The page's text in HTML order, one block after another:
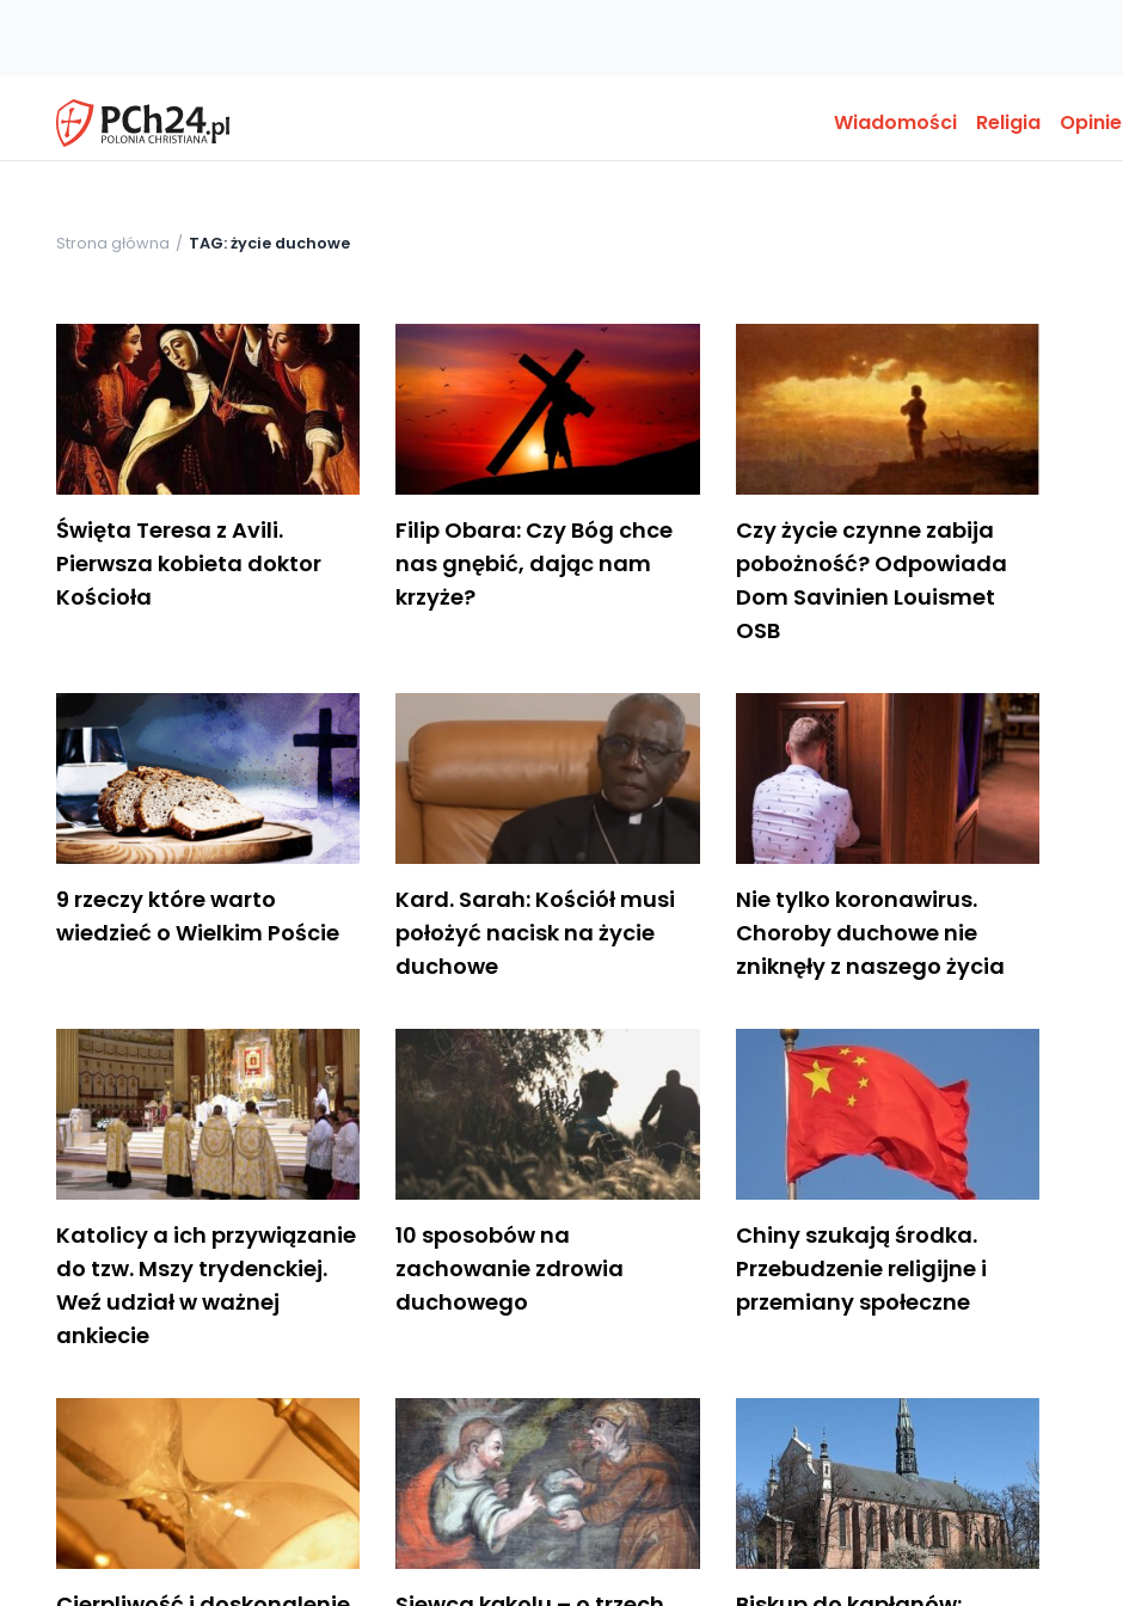
Wiadomości Religia Opinie
Strona główna TAG: życie duchowe
Święta Teresa z Avili.
Pierwsza kobieta doktor
Kościoła
Filip Obara: Czy Bóg chce
nas gnębić, dając nam
krzyże?
Czy życie czynne zabija
pobożność? Odpowiada
Dom Savinien Louismet
OSB
9 rzeczy które warto
wiedzieć o Wielkim Poście
Kard. Sarah: Kościół musi
położyć nacisk na życie
duchowe
Nie tylko koronawirus.
Choroby duchowe nie
zniknęły z naszego życia
Katolicy a ich przywiązanie
do tzw. Mszy trydenckiej.
Weź udział w ważnej
ankiecie
10 sposobów na
zachowanie zdrowia
duchowego
Chiny szukają środka.
Przebudzenie religijne i
przemiany społeczne